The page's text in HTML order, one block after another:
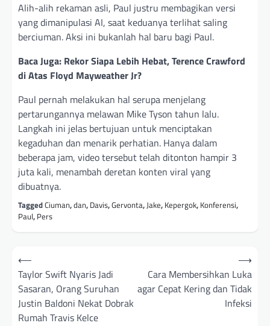
Alih-alih rekaman asli, Paul justru membagikan versi
yang dimanipulasi AI, saat keduanya terlihat saling
berciuman. Aksi ini bukanlah hal baru bagi Paul.
Baca Juga: Rekor Siapa Lebih Hebat, Terence Crawford
di Atas Floyd Mayweather Jr?
Paul pernah melakukan hal serupa menjelang
pertarungannya melawan Mike Tyson tahun lalu.
Langkah ini jelas bertujuan untuk menciptakan
kegaduhan dan menarik perhatian. Hanya dalam
beberapa jam, video tersebut telah ditonton hampir 3
juta kali, menambah deretan konten viral yang
dibuatnya.
TaggedCiuman,dan, Davis,Gervonta,Jake, Kepergok, Konferensi,
Paul, Pers
Navigasi
pos
⟵
Taylor Swift Nyaris Jadi
Sasaran, Orang Suruhan
Justin Baldoni Nekat Dobrak
Rumah Travis Kelce
Cara Membersihkan Luka
agar Cepat Kering dan Tidak
Infeksi
⟶